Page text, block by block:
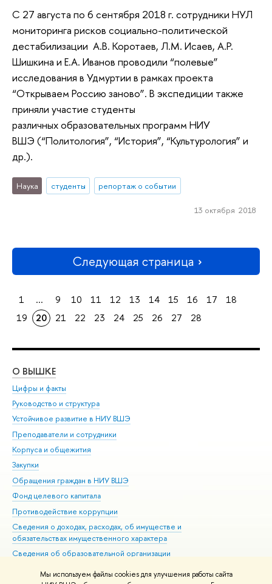
Мы используем файлы cookies для улучшения работы сайта
С 27 августа по 6 сентября 2018 г. сотрудники НУЛ
мониторинга рисков социально-политической
дестабилизации А.В. Коротаев, Л.М. Исаев, А.Р.
Шишкина и Е.А. Иванов проводили “полевые”
исследования в Удмуртии в рамках проекта
“Открываем Россию заново”. В экспедиции также
приняли участие студенты
различных образовательных программ НИУ
ВШЭ (“Политология”, “История”, “Культурология” и
др.).
Наука студенты репортаж о событии
13 октября 2018
Следующая страница
1 ... 9 10 11 12 13 14 15 16 17
18
19
20 21 22 23 24 25 26 27 28
О ВЫШКЕ
Цифры и факты
Руководство и структура
Устойчивое развитие в НИУ ВШЭ
Преподаватели и сотрудники
Корпуса и общежития
Закупки
Обращения граждан в НИУ ВШЭ
Фонд целевого капитала
Противодействие коррупции
Сведения о доходах, расходах, об имуществе и
обязательствах имущественного характера
Сведения об образовательной организации
Людям с ограниченными возможностями здоровья